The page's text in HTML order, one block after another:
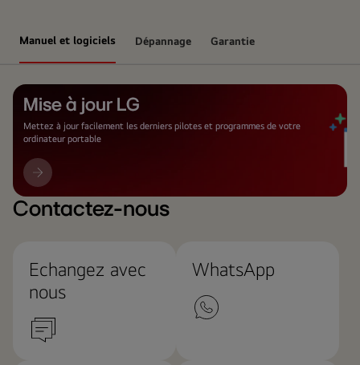
Manuel et logiciels Dépannage Garantie
Mise à jour LG
Mettez à jour facilement les derniers pilotes et programmes de votre
ordinateur portable
Mise
à
jour
Contactez-nous
Echangez avec
nous
WhatsApp